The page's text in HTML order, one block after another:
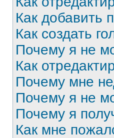
Как добавить
Как создать
Почему я не
Как
Почему мне
Почему я не
Почему я
Как мне